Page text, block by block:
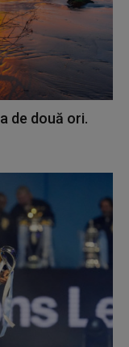
de două ori.